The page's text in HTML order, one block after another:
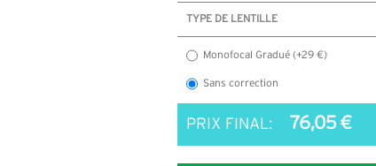
TYPE DE LENTILLE
Monofocal Gradué (+29 €)
Sans correction
PRIX FINAL: 76,05 €